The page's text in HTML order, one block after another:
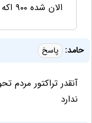
الان شده ۹۰۰ اکه مردم نخرن مجبور میشن ارزان بفروشن
حامد: پاسخ
آنقدر تراکتور مردم
ندارد